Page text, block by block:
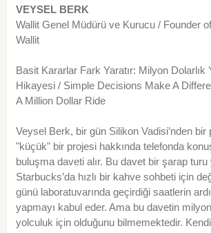
VEYSEL BERK
Wallit Genel Müdürü ve Kurucu / Founder
Wallit
Basit Kararlar Fark Yaratır: Milyon Dolarlık
Hikayesi / Simple Decisions Make A
A Million Dollar Ride
Veysel Berk, bir gün Silikon Vadisi’nden bir
"küçük" bir projesi hakkında telefonda
buluşma daveti alır. Bu davet bir şarap turu
Starbucks’da hızlı bir kahve sohbeti için
günü laboratuvarında geçirdiği saatlerin
yapmayı kabul eder. Ama bu davetin
yolculuk için olduğunu bilmemektedir.